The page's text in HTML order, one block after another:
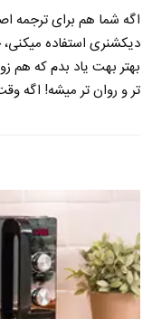
اگه شما هم برای ترجمه
دیکشنری استفاده
بهتر بهت یاد بدم که هم
تر و روان تر میشه! اگه